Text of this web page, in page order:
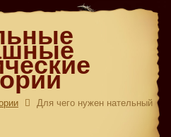
Для чего нужен нательный